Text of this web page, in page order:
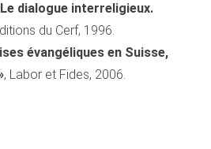
dialogue interreligieux.
du Cerf, 1996.
évangéliques en Suisse,
, Labor et Fides, 2006.